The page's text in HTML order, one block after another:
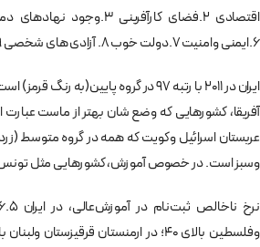
6.ایمنی وامنیت 7.دولت خوب 8. آزادی های شخصی 9.سرمایه اجتماعی
ایران در 2011 با رتبه 97 در گروه
آفریقا، کشورهایی که وضع شان بهتر از ماست عبارت
عربستان اسرائیل وکویت که همه در گروه متوسط (زرد)
وسبز است. در خصوص آموزش، کشورهایی مثل تونس و